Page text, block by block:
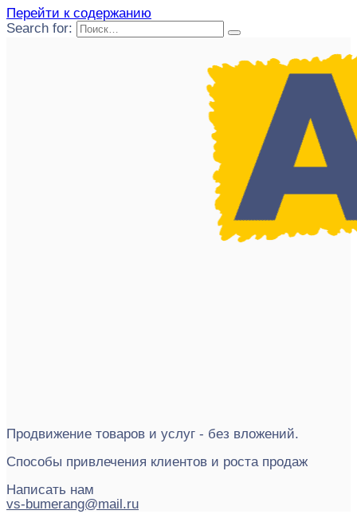
Перейти к содержанию
Search for:
Продвижение товаров и услуг - без вложений.
Способы привлечения клиентов и роста продаж
Написать нам
vs-bumerang@mail.ru